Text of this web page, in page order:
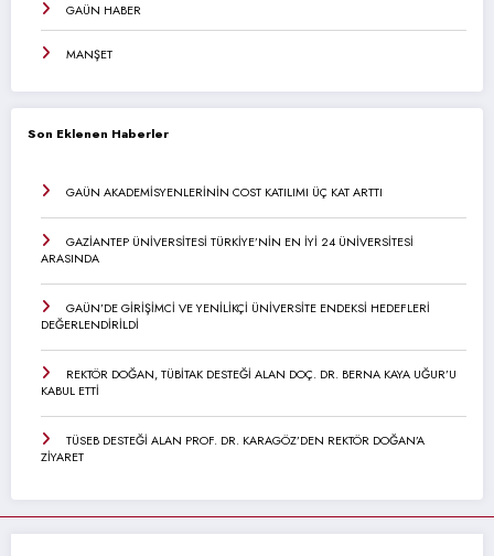
GAÜN HABER
MANŞET
Son Eklenen Haberler
GAÜN AKADEMİSYENLERİNİN COST KATILIMI ÜÇ KAT ARTTI
GAZİANTEP ÜNİVERSİTESİ TÜRKİYE’NİN EN İYİ 24 ÜNİVERSİTESİ
ARASINDA
GAÜN’DE GİRİŞİMCİ VE YENİLİKÇİ ÜNİVERSİTE ENDEKSİ HEDEFLERİ
DEĞERLENDİRİLDİ
REKTÖR DOĞAN, TÜBİTAK DESTEĞİ ALAN DOÇ. DR. BERNA KAYA UĞUR’U
KABUL ETTİ
TÜSEB DESTEĞİ ALAN PROF. DR. KARAGÖZ’DEN REKTÖR DOĞAN’A
ZİYARET